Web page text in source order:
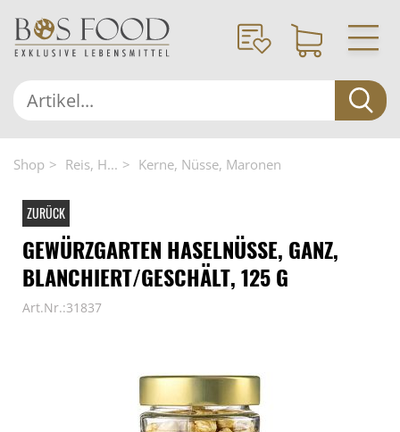
Shop Reis, H... Kerne, Nüsse, Maronen
ZURÜCK
GEWÜRZGARTEN HASELNÜSSE, GANZ,
BLANCHIERT/GESCHÄLT, 125 G
Art.Nr.:31837